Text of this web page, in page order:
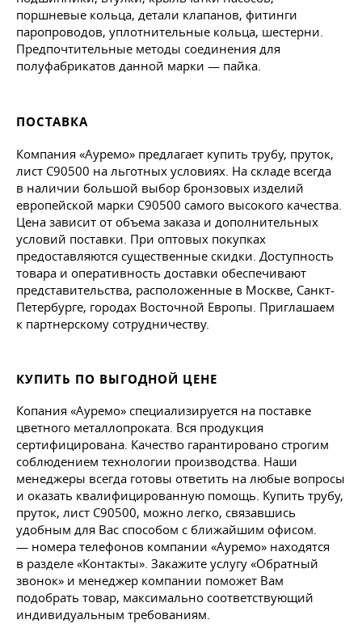
поршневые кольца, детали клапанов, фитинги
паропроводов, уплотнительные кольца, шестерни.
Предпочтительные методы соединения для
полуфабрикатов данной марки — пайка.
ПОСТАВКА
Компания «Ауремо» предлагает купить трубу, пруток,
лист С90500 на льготных условиях. На складе всегда
в наличии большой выбор бронзовых изделий
европейской марки С90500 самого высокого качества.
Цена зависит от объема заказа и дополнительных
условий поставки. При оптовых покупках
предоставляются существенные скидки. Доступность
товара и оперативность доставки обеспечивают
представительства, расположенные в Москве, Санкт-
Петербурге, городах Восточной Европы. Приглашаем
к партнерскому сотрудничеству.
КУПИТЬ ПО ВЫГОДНОЙ ЦЕНЕ
Копания «Ауремо» специализируется на поставке
цветного металлопроката. Вся продукция
сертифицирована. Качество гарантировано строгим
соблюдением технологии производства. Наши
менеджеры всегда готовы ответить на любые вопросы
и оказать квалифицированную помощь. Купить трубу,
пруток, лист С90500, можно легко, связавшись
удобным для Вас способом с ближайшим офисом.
— номера телефонов компании «Ауремо» находятся
в разделе «Контакты». Закажите услугу «Обратный
звонок» и менеджер компании поможет Вам
подобрать товар, максимально соответствующий
индивидуальным требованиям.